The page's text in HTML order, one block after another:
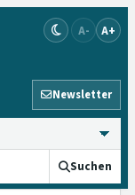
A- A+
Newsletter
Suchen